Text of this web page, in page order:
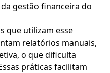
gestão financeira do
que utilizam esse
relatórios manuais,
o que dificulta
práticas facilitam